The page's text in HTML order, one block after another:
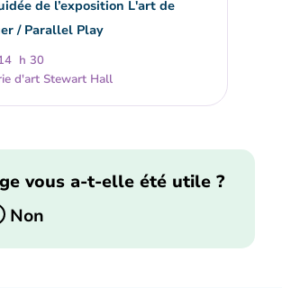
de l’exposition L'art de
/ Parallel Play
h 30
d'art Stewart Hall
vous a-t-elle été utile ?
Non